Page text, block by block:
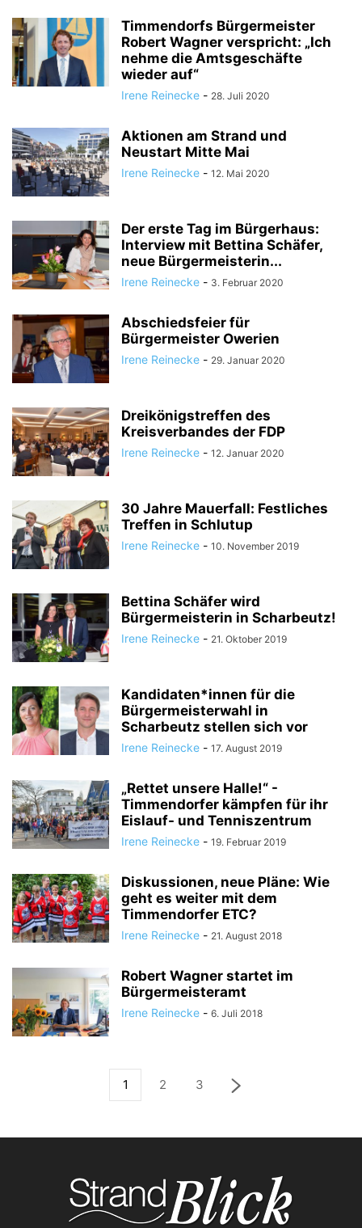
Timmendorfs Bürgermeister
Robert Wagner verspricht: „Ich
nehme die Amtsgeschäfte
wieder auf“
Irene Reinecke - 28. Juli 2020
Aktionen am Strand und
Neustart Mitte Mai
Irene Reinecke - 12. Mai 2020
Der erste Tag im Bürgerhaus:
Interview mit Bettina Schäfer,
neue Bürgermeisterin...
Irene Reinecke - 3. Februar 2020
Abschiedsfeier für
Bürgermeister Owerien
Irene Reinecke - 29. Januar 2020
Dreikönigstreffen des
Kreisverbandes der FDP
Irene Reinecke - 12. Januar 2020
30 Jahre Mauerfall: Festliches
Treffen in Schlutup
Irene Reinecke - 10. November 2019
Bettina Schäfer wird
Bürgermeisterin in Scharbeutz!
Irene Reinecke - 21. Oktober 2019
Kandidaten*innen für die
Bürgermeisterwahl in
Scharbeutz stellen sich vor
Irene Reinecke - 17. August 2019
„Rettet unsere Halle!“ -
Timmendorfer kämpfen für ihr
Eislauf- und Tenniszentrum
Irene Reinecke - 19. Februar 2019
Diskussionen, neue Pläne: Wie
geht es weiter mit dem
Timmendorfer ETC?
Irene Reinecke - 21. August 2018
Robert Wagner startet im
Bürgermeisteramt
Irene Reinecke - 6. Juli 2018
1 2 3